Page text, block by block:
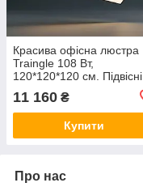
Красива офісна люстра
Traingle 108 Вт,
120*120*120 см. Підвісні
офісу, магазину
11 160 ₴
Купити
Про нас